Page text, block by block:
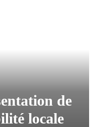
de
locale